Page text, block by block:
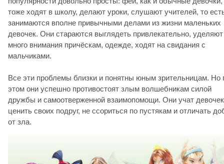
тоже ходят в школу, делают уроки, слушают учителей, то
занимаются вполне привычными делами из жизни маленьких
девочек. Они стараются выглядеть привлекательно, уделяют
много внимания причёскам, одежде, ходят на свидания с
мальчиками.
Все эти проблемы близки и понятны юным зрительницам. Но
этом они успешно противостоят злым волшебникам силой
дружбы и самоотверженной взаимопомощи. Они учат девочек
ценить своих подруг, не ссориться по пустякам и отличать
от зла.